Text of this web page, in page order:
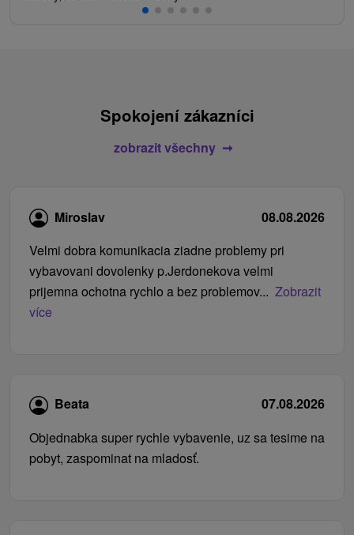
Spokojení zákazníci
zobrazit všechny
Miroslav
08.08.2026
Velmi dobra komunikacia ziadne problemy pri
vybavovani dovolenky p.Jerdonekova velmi
prijemna ochotna rychlo a bez problemov... Zobrazit
více
Beata
07.08.2026
Objednabka super rychle vybavenie, uz sa tesime na
pobyt, zaspominat na mladosť.